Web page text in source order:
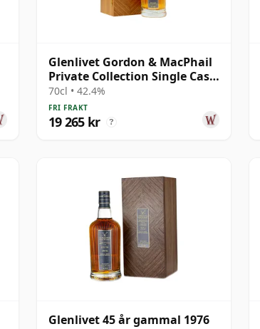
Glenlivet Gordon & MacPhail
Private Collection Single Cask
# 1977 33 år gammal
70cl • 42.4%
FRI FRAKT
19 265 kr ?
Glenlivet 45 år gammal 1976